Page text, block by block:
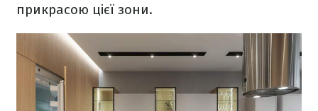
прикрасою цієї зони.